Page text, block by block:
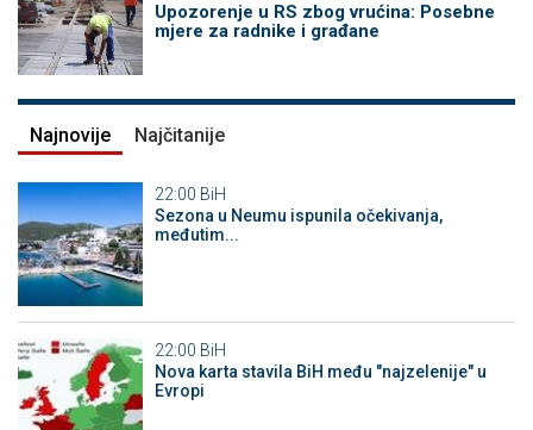
Upozorenje u RS zbog vrućina: Posebne
mjere za radnike i građane
Najnovije Najčitanije
22:00 BiH
Sezona u Neumu ispunila očekivanja,
međutim...
22:00 BiH
Nova karta stavila BiH među "najzelenije" u
Evropi